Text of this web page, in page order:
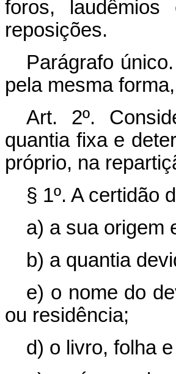
foros,
reposições.
Parágrafo
pela mesma
Art. 2º.
quantia fixa e
próprio, na
§ 1º. A certidão
a) a sua origem
b) a quantia
e) o nome do
ou residência;
d) o livro, folha